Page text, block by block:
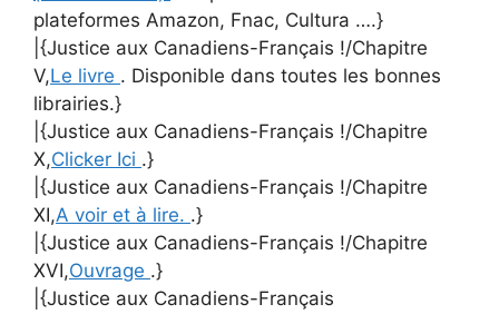
plateformes Amazon, Fnac, Cultura ….}
|{Justice aux Canadiens-Français !/Chapitre
V,Le livre . Disponible dans toutes les bonnes
librairies.}
|{Justice aux Canadiens-Français !/Chapitre
X,Clicker Ici .}
|{Justice aux Canadiens-Français !/Chapitre
XI,A voir et à lire. .}
|{Justice aux Canadiens-Français !/Chapitre
XVI,Ouvrage .}
|{Justice aux Canadiens-Français